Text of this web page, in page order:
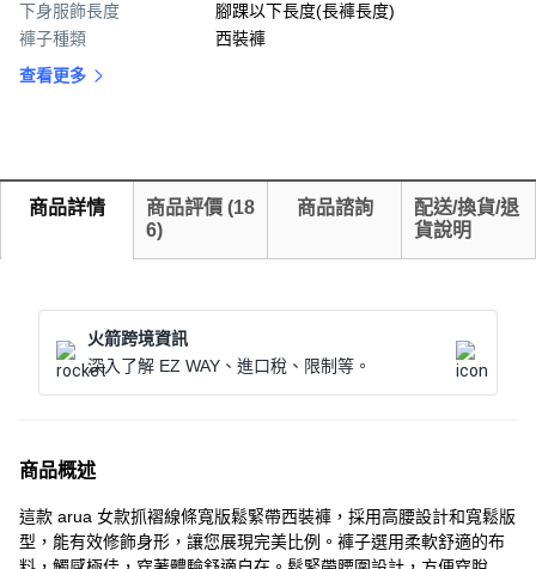
下身服飾長度
腳踝以下長度(長褲長度)
褲子種類
西裝褲
查看更多
商品詳情 商品評價 (18
6)
商品諮詢
配送/換貨/退
貨說明
火箭跨境資訊
深入了解 EZ WAY、進口稅、限制等。
商品概述
這款 arua 女款抓褶線條寬版鬆緊帶西裝褲，採用高腰設計和寬鬆版
型，能有效修飾身形，讓您展現完美比例。褲子選用柔軟舒適的布